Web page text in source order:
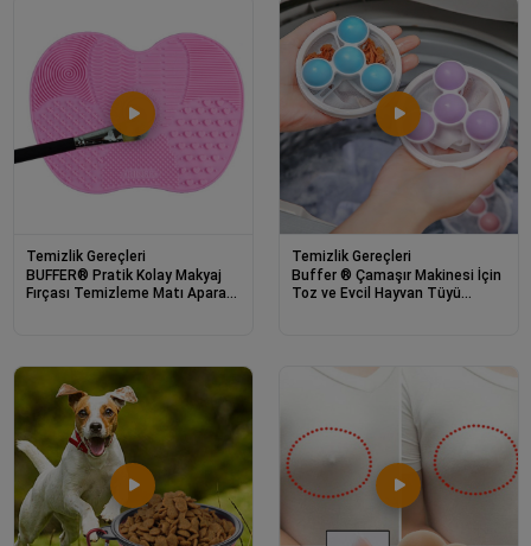
Temizlik Gereçleri
BUFFER® Pratik Kolay Makyaj
Fırçası Temizleme Matı Aparatı
Temizlik Gereçleri
Buffer ® Çamaşır Makinesi İçin
Toz ve Evcil Hayvan Tüyü